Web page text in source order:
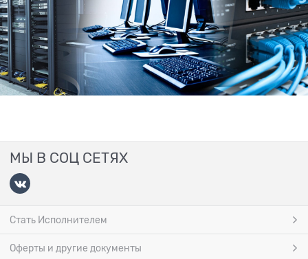
МЫ В СОЦ СЕТЯХ
Стать Исполнителем
Оферты и другие документы